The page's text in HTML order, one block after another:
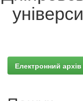
Електронний